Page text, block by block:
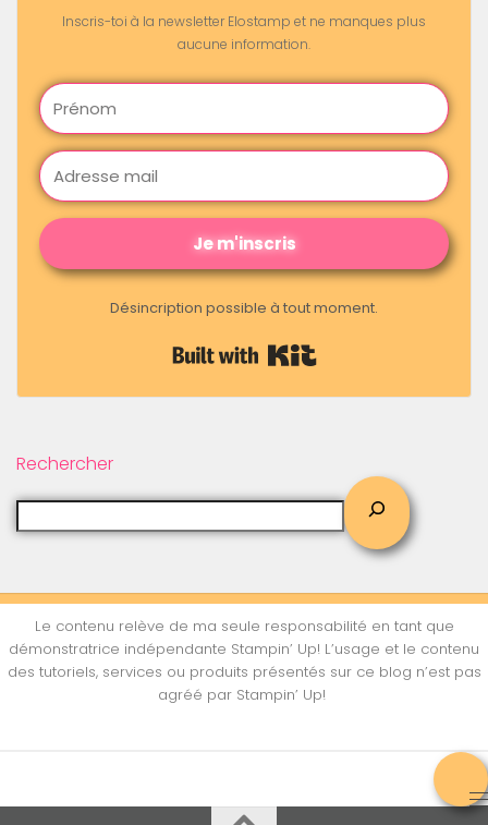
Inscris-toi à la newsletter Elostamp et ne manques plus
aucune information.
Je m'inscris
Désincription possible à tout moment.
Rechercher
Le contenu relève de ma seule responsabilité en tant que
démonstratrice indépendante Stampin’ Up! L’usage et le contenu
des tutoriels, services ou produits présentés sur ce blog n’est pas
agréé par Stampin’ Up!